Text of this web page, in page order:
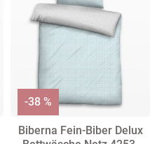
Biberna Fein-Biber Delux
-38 %